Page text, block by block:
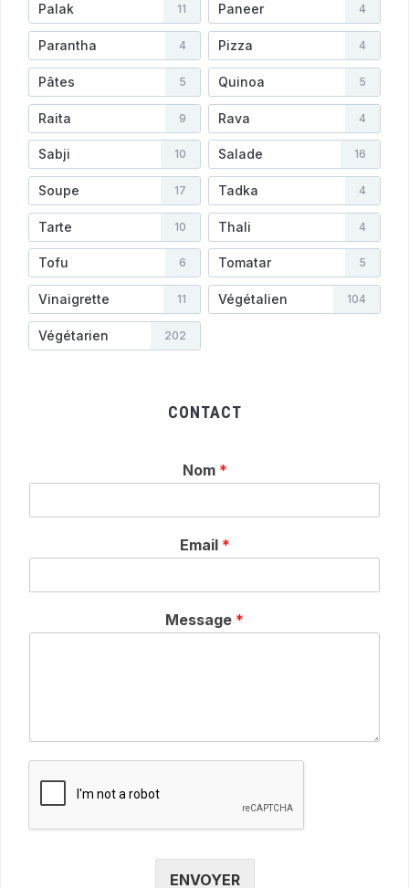
Palak 11 Paneer 4
Parantha 4 Pizza 4
Pâtes 5 Quinoa 5
Raita 9 Rava 4
Sabji 10 Salade 16
Soupe 17 Tadka 4
Tarte 10 Thali 4
Tofu 6 Tomatar 5
Vinaigrette 11 Végétalien 104
Végétarien 202
CONTACT
Nom *
Email *
Message *
ENVOYER